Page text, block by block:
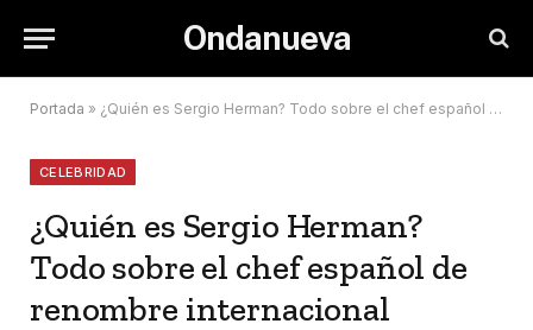
Ondanueva
Portada » ¿Quién es Sergio Herman? Todo sobre el chef español de renombre internacional
CELEBRIDAD
¿Quién es Sergio Herman?
Todo sobre el chef español de
renombre internacional